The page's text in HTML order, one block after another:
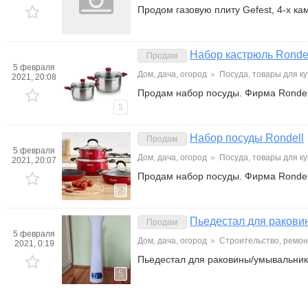
Продом газовую плиту Gefest, 4-х
5 февраля
2021, 20:08
1
Продам Набор кастрюль
Дом, дача, огород » Посуда, товары для
Продам набор посуды. Фирма
5 февраля
2021, 20:07
2
Продам Набор посуды Rondell
Дом, дача, огород » Посуда, товары для
Продам набор посуды. Фирма
5 февраля
2021, 0:19
5
Продам Пьедестал для
Дом, дача, огород » Строительство,
Пьедестал для раковины/